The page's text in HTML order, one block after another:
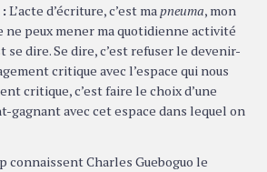
L’acte d’écriture, c’est mapneuma, mon
ne peux mener ma quotidienne activité
se dire. Se dire, c’est refuser le devenir-
critique avec l’espace qui nous
critique, c’est faire le choix d’une
gagnant avec cet espace dans lequel on
connaissent Charles Gueboguo le